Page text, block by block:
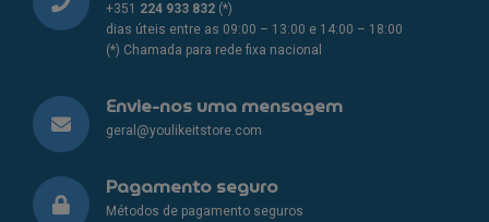
+351 224 933 832 (*)
dias úteis entre as 09:00 – 13:00 e 14:00 – 18:00
(*) Chamada para rede fixa nacional
Envie-nos uma mensagem
geral@youlikeitstore.com
Pagamento seguro
Métodos de pagamento seguros